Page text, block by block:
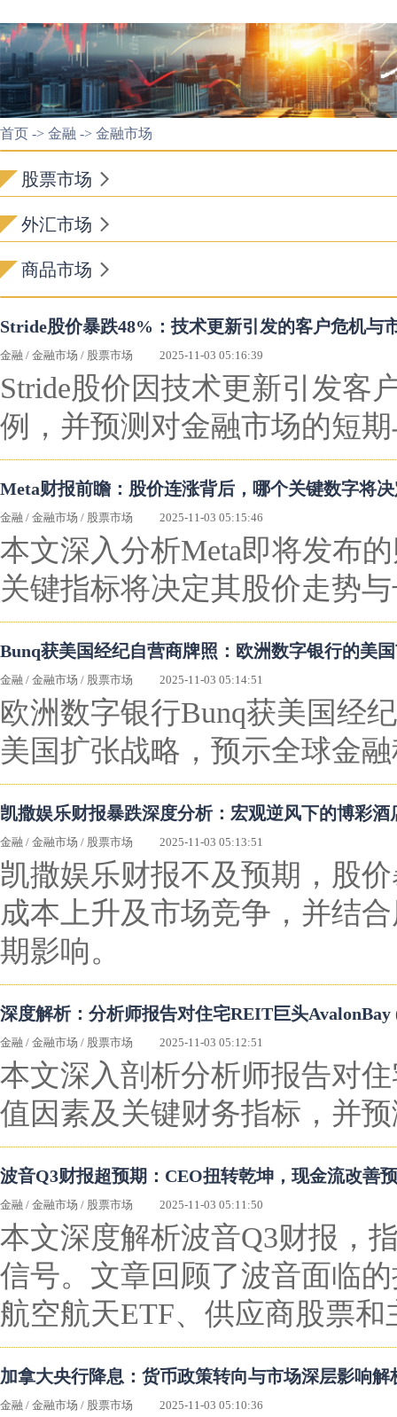
首页 -> 金融 -> 金融市场
股票市场
外汇市场
商品市场
Stride股价暴跌48%：技术更新引发的客户危机与
金融 / 金融市场 / 股票市场 2025-11-03 05:16:39
Stride股价因技术更新引发客
例，并预测对金融市场的短
Meta财报前瞻：股价连涨背后，哪个关键数字将
金融 / 金融市场 / 股票市场 2025-11-03 05:15:46
本文深入分析Meta即将发布
关键指标将决定其股价走势
Bunq获美国经纪自营商牌照：欧洲数字银行的美
金融 / 金融市场 / 股票市场 2025-11-03 05:14:51
欧洲数字银行Bunq获美国经
美国扩张战略，预示全球金
凯撒娱乐财报暴跌深度分析：宏观逆风下的博彩
金融 / 金融市场 / 股票市场 2025-11-03 05:13:51
凯撒娱乐财报不及预期，股
成本上升及市场竞争，并结
期影响。
深度解析：分析师报告对住宅REIT巨头
金融 / 金融市场 / 股票市场 2025-11-03 05:12:51
本文深入剖析分析师报告对
值因素及关键财务指标，并
波音Q3财报超预期：CEO扭转乾坤，现金流改善
金融 / 金融市场 / 股票市场 2025-11-03 05:11:50
本文深度解析波音Q3财报，
信号。文章回顾了波音面临
航空航天ETF、供应商股票
加拿大央行降息：货币政策转向与市场深层影响解
金融 / 金融市场 / 股票市场 2025-11-03 05:10:36